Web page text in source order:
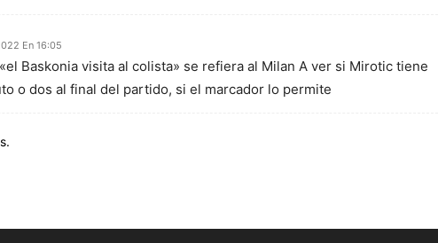
En 16:05
Baskonia visita al colista» se refiera al Milan A ver si Mirotic tiene
o dos al final del partido, si el marcador lo permite